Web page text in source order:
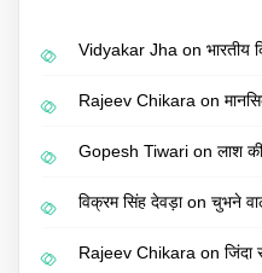
Vidyakar Jha on भारतीय
Rajeev Chikara on
Gopesh Tiwari on लाश
विक्रम सिंह देवड़ाon चुभने
Rajeev Chikara on जिंदा